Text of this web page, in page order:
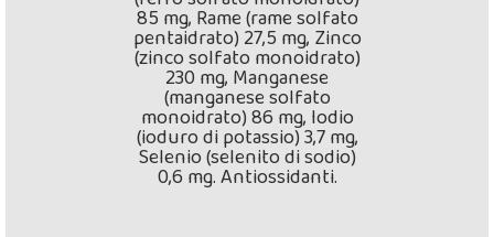
85 mg, Rame (rame solfato
pentaidrato) 27,5 mg, Zinco
(zinco solfato monoidrato)
230 mg, Manganese
(manganese solfato
monoidrato) 86 mg, Iodio
(ioduro di potassio) 3,7 mg,
Selenio (selenito di sodio)
0,6 mg. Antiossidanti.